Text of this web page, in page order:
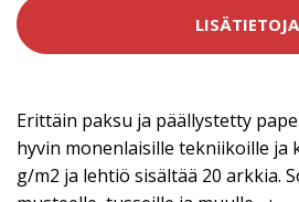
LISÄTIETOJA
Erittäin paksu ja päällystetty
hyvin monenlaisille tekniikoille ja
g/m2 ja lehtiö sisältää 20 arkkia.